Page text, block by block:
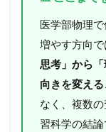
医学部物理
増やす方向で
思考」から
向きを変える
なく、複数
習科学の結論